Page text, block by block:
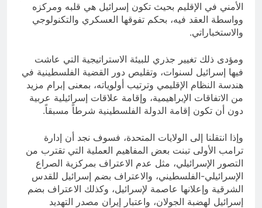
الأمني في الإقليم بحيث تكون إسرائيل هي قلبه ومركزه
وواسطة العقد فيه، بحكم تفوقها العسكري والتكنولوجي
والاستخباراتي.
ومؤدى ذلك تغيير جذري للبيئة الاستراتيجية التي عاشت
فيها إسرائيل لسنوات، وتقليص دور القضية الفلسطينية في
هندسة النظام الإقليمي وترتيب أولوياته، بمعنى إبرام مزيد
من الاتفاقات الإبراهيمية، وإقامة علاقات إسرائيلية عربية
دون أن تكون إقامة الدولة الفلسطينية شرطاً مسبقاً.
وإذا انتقلنا إلى الولايات المتحدة، فسوف نجد أن إدارة
ترامب الأولى تبنت بعض المفاهيم العملية التي تقترب من
التصور الإسرائيلي، مثل عدم الاعتراف بمركزية الصراع
الإسرائيلي-الفلسطيني، والاعتراف بضم إسرائيل للقدس
الشرقية وإعلانها عاصمة لإسرائيل، وكذلك الاعتراف بضم
إسرائيل لهضبة الجولان، واعتبار إيران مصدر التهديد